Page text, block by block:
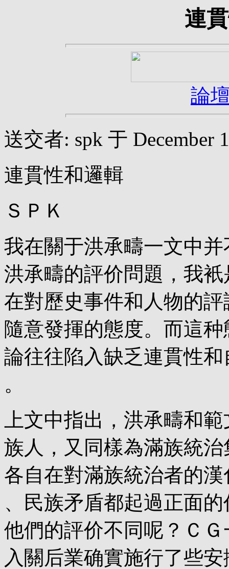
連
論
送交者: spk 于 December
連貫性和邏輯
ＳＰＫ
我在關于洪承疇一文中
洪承疇的評价問題，我
在對歷史事件和人物的
隨意發揮的態度。而這
論往往陷入缺乏連貫性
。
上文中指出，洪承疇和
族人，又同樣為滿族統
各自在對滿族統治者的
、民族矛盾都起過正面
他們的評价不同呢？Ｃ
入關后業确實施行了些